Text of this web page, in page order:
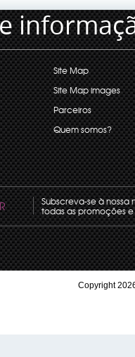
Site Map
Site Map images
Parceiros
Quem somos?
Subscreva-se à
todas as promoções
Copyright